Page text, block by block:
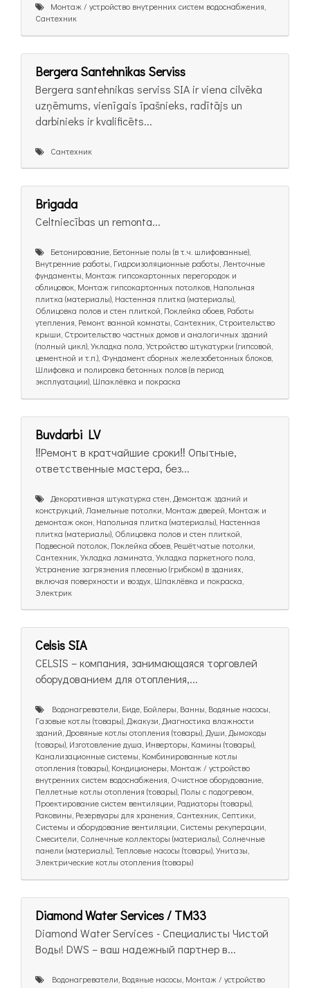
Монтаж / устройство внутренних систем водоснабжения,
Сантехник
Bergera Santehnikas Serviss
Bergera santehnikas serviss SIA ir viena cilvēka
uzņēmums, vienīgais īpašnieks, radītājs un
darbinieks ir kvalificēts...
Сантехник
Brigada
Celtniecības un remonta...
Бетонирование, Бетонные полы (в т.ч. шлифованные),
Внутренние работы, Гидроизоляционные работы, Ленточные
фундаменты, Монтаж гипсокартонных перегородок и
облицовок, Монтаж гипсокартонных потолков, Напольная
плитка (материалы), Настенная плитка (материалы),
Облицовка полов и стен плиткой, Поклейка обоев, Работы
утепления, Ремонт ванной комнаты, Сантехник, Строительство
крыши, Строительство частных домов и аналогичных зданий
(полный цикл), Укладка пола, Устройство штукатурки (гипсовой,
цементной и т.п.), Фундамент сборных железобетонных блоков,
Шлифовка и полировка бетонных полов (в период
эксплуатации), Шпаклёвка и покраска
Buvdarbi LV
‼️Ремонт в кратчайшие сроки‼️ Опытные,
ответственные мастера, без...
Декоративная штукатурка стен, Демонтаж зданий и
конструкций, Ламельные потолки, Монтаж дверей, Монтаж и
демонтаж окон, Напольная плитка (материалы), Настенная
плитка (материалы), Облицовка полов и стен плиткой,
Подвесной потолок, Поклейка обоев, Решётчатые потолки,
Сантехник, Укладка ламината, Укладка паркетного пола,
Устранение загрязнения плесенью (грибком) в зданиях,
включая поверхности и воздух, Шпаклёвка и покраска,
Электрик
Celsis SIA
CELSIS – компания, занимающаяся торговлей
оборудованием для отопления,...
Bодонагреватели, Биде, Бойлеры, Ванны, Водяные насосы,
Газовые котлы (товары), Джакузи, Диагностика влажности
зданий, Дровяные котлы отопления (товары), Души, Дымоходы
(товары), Изготовление душа, Инверторы, Камины (товары),
Канализационные системы, Комбинированные котлы
отопления (товары), Кондиционеры, Монтаж / устройство
внутренних систем водоснабжения, Очистное оборудование,
Пеллетные котлы отопления (товары), Полы с подогревом,
Проектирование систем вентиляции, Радиаторы (товары),
Раковины, Резервуары для хранения, Сантехник, Септики,
Системы и оборудование вентиляции, Системы рекуперации,
Смесители, Солнечные коллекторы (материалы), Солнечные
панели (материалы), Тепловые насосы (товары), Унитазы,
Электрические котлы отопления (товары)
Diamond Water Services / TM33
Diamond Water Services - Специалисты Чистой
Воды! DWS – ваш надежный партнер в...
Bодонагреватели, Водяные насосы, Монтаж / устройство